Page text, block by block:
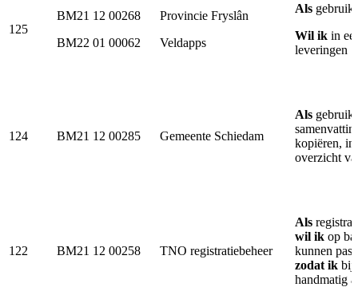
125
BM21 12 00268
BM22 01 00062
Provincie Fryslân
Veldapps
Als
Wil ik in
leveringen
124 BM21 12 00285 Gemeente Schiedam
Als
kopiëren, in
overzicht
122 BM21 12 00258 TNO registratiebeheer
Als
wil ik op
kunnen
zodat ik bij
handmatig